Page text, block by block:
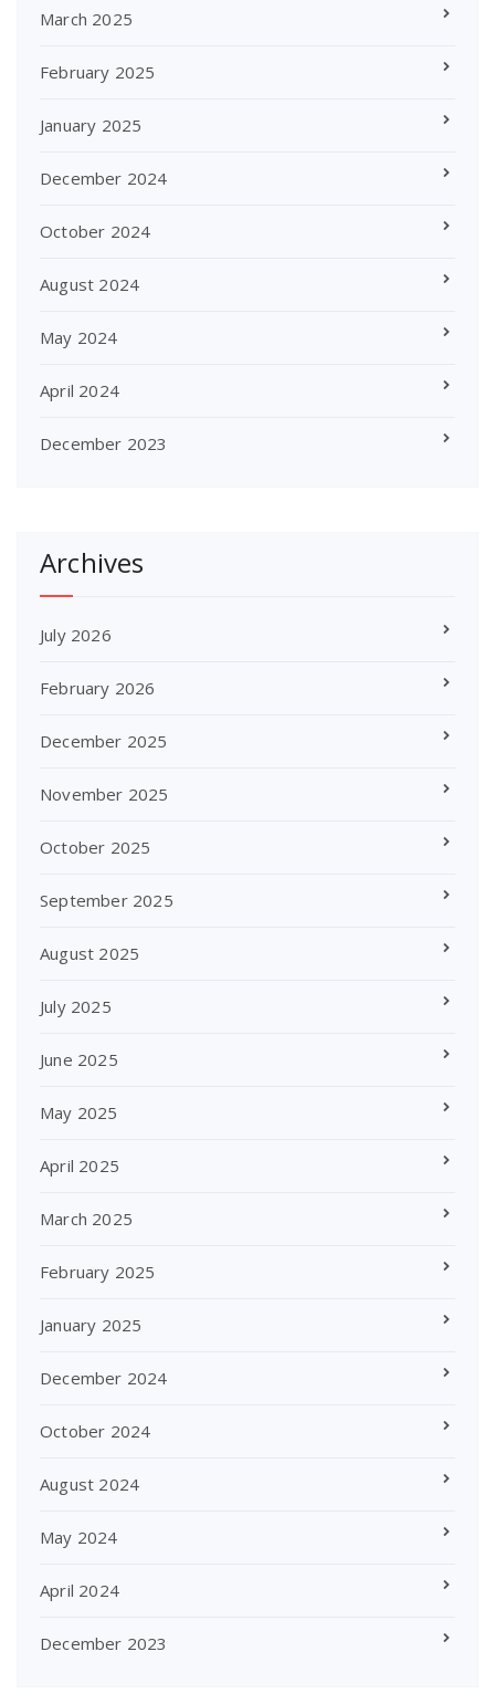
March 2025
February 2025
January 2025
December 2024
October 2024
August 2024
May 2024
April 2024
December 2023
Archives
July 2026
February 2026
December 2025
November 2025
October 2025
September 2025
August 2025
July 2025
June 2025
May 2025
April 2025
March 2025
February 2025
January 2025
December 2024
October 2024
August 2024
May 2024
April 2024
December 2023